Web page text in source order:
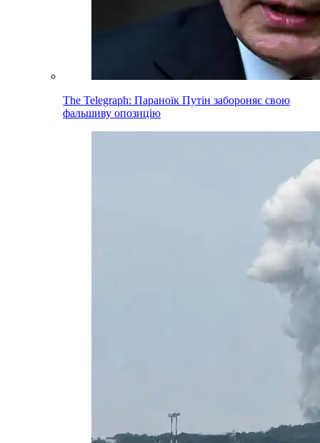
The Telegraph: Параноїк Путін забороняє свою
фальшиву опозицію